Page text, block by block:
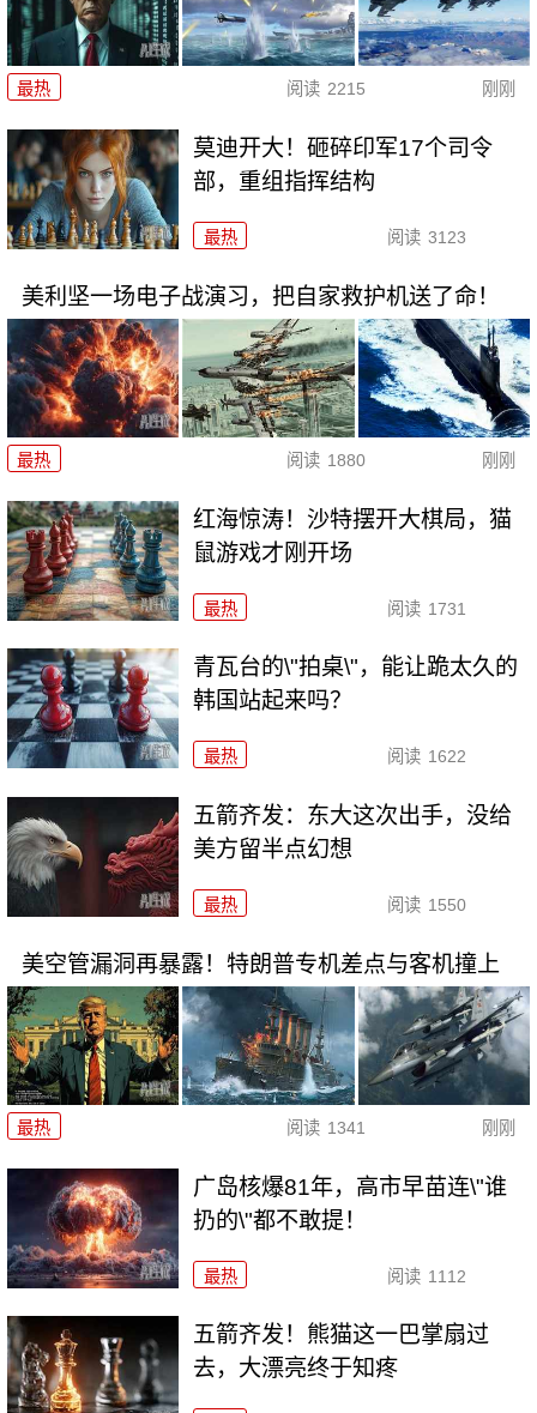
最热 阅读 2215 刚刚
莫迪开大！砸碎印军17个司令
部，重组指挥结构
最热 阅读 3123
美利坚一场电子战演习，把自家救护机送了命！
最热 阅读 1880 刚刚
红海惊涛！沙特摆开大棋局，猫
鼠游戏才刚开场
最热 阅读 1731
青瓦台的\"拍桌\"，能让跪太久的
韩国站起来吗？
最热 阅读 1622
五箭齐发：东大这次出手，没给
美方留半点幻想
最热 阅读 1550
美空管漏洞再暴露！特朗普专机差点与客机撞上
最热 阅读 1341 刚刚
广岛核爆81年，高市早苗连\"谁
扔的\"都不敢提！
最热 阅读 1112
五箭齐发！熊猫这一巴掌扇过
去，大漂亮终于知疼